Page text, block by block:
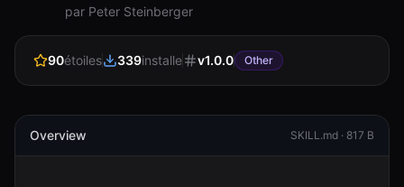
Tarifs
RESSOURCES
Documentation
par Peter Steinberger
90étoiles 339installe v1.0.0 Other
Overview SKILL.md · 817 B